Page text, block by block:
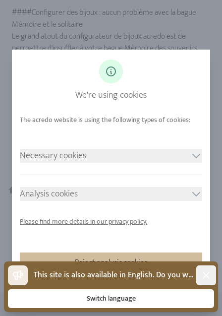
####Configurer des bijoux : aucun problème avec la bague
Mémoire et le solitaire
Le grand atout du configurateur de bijoux acredo est de
permettre d'insuffler à votre bague Mémoire des souvenirs
personnels, tout comme votre propre style. Le pavage de
chaque modèle peut être varié à volonté en modifiant la
dimension et le nombre des pierres. En outre, avec la gravure,
l'alliage, le pavage et plus, vous disposez de très nombreuses
Mémoire et du solitaire. Nos conseillers près de chez vous vous
cou ou à votre doigt !
Home
Bijoux en diamants
This site is also available in English. Do you want to switch?
Switch language
We're using cookies
Necessary cookies
Analysis cookies
Please find more details in our privacy policy.
Reject analysis cookies
Accept analysis cookies